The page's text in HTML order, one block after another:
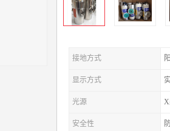
接地方式
显示方式
光源
安全性